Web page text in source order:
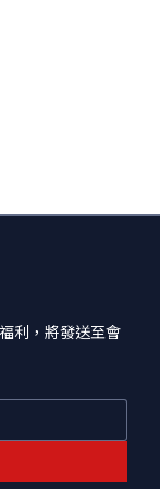
利，將發送至會